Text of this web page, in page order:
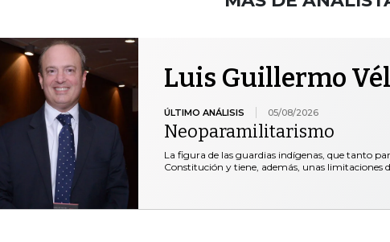
Luis Guillermo
ÚLTIMO ANÁLISIS 05/08/2026
Neoparamilitarismo
La figura de las guardias indígenas, que tanto
Constitución y tiene, además, unas limitaciones